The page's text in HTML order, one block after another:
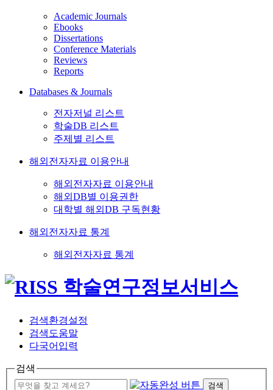
Academic Journals
Ebooks
Dissertations
Conference Materials
Reviews
Reports
Databases & Journals
전자저널 리스트
학술DB 리스트
주제별 리스트
해외전자자료 이용안내
해외전자자료 이용안내
해외DB별 이용권한
대학별 해외DB 구독현황
해외전자자료 통계
해외전자자료 통계
검색환경설정
검색도움말
다국어입력
검색
검색